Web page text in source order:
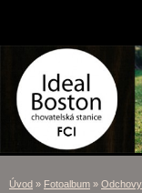
Úvod » Fotoalbum » Odchovy